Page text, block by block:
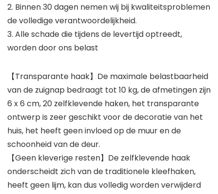
2. Binnen 30 dagen nemen wij bij kwaliteitsproblemen
de volledige verantwoordelijkheid.
3. Alle schade die tijdens de levertijd optreedt,
worden door ons belast
【Transparante haak】De maximale belastbaarheid
van de zuignap bedraagt tot 10 kg, de afmetingen zijn
6 x 6 cm, 20 zelfklevende haken, het transparante
ontwerp is zeer geschikt voor de decoratie van het
huis, het heeft geen invloed op de muur en de
schoonheid van de deur.
【Geen kleverige resten】De zelfklevende haak
onderscheidt zich van de traditionele kleefhaken,
heeft geen lijm, kan dus volledig worden verwijderd